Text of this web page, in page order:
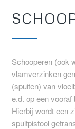
Schooperen (ook
vlamverzinken
(spuiten) van
e.d. op een
Hierbij wordt een
spuitpistool